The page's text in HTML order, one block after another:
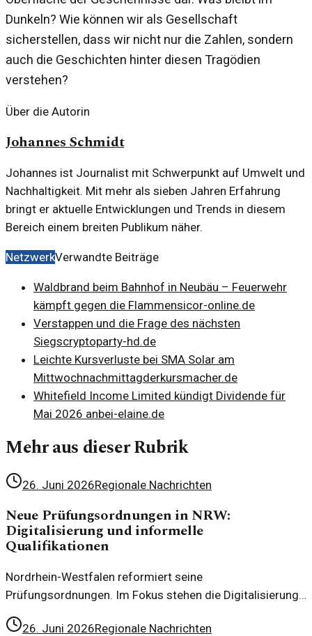
Dunkeln? Wie können wir als Gesellschaft
sicherstellen, dass wir nicht nur die Zahlen, sondern
auch die Geschichten hinter diesen Tragödien
verstehen?
Über die Autorin
Johannes Schmidt
Johannes ist Journalist mit Schwerpunkt auf Umwelt und
Nachhaltigkeit. Mit mehr als sieben Jahren Erfahrung
bringt er aktuelle Entwicklungen und Trends in diesem
Bereich einem breiten Publikum näher.
NetzwerkVerwandte Beiträge
Waldbrand beim Bahnhof in Neubäu – Feuerwehr
kämpft gegen die Flammensicor-online.de
Verstappen und die Frage des nächsten
Siegscryptoparty-hd.de
Leichte Kursverluste bei SMA Solar am
Mittwochnachmittagderkursmacher.de
Whitefield Income Limited kündigt Dividende für
Mai 2026 anbei-elaine.de
Mehr aus dieser Rubrik
26. Juni 2026Regionale Nachrichten
Neue Prüfungsordnungen in NRW:
Digitalisierung und informelle
Qualifikationen
Nordrhein-Westfalen reformiert seine
Prüfungsordnungen. Im Fokus stehen die Digitalisierung
Qualifikationen, was neue Wege für Lernende eröffnet.
26. Juni 2026Regionale Nachrichten